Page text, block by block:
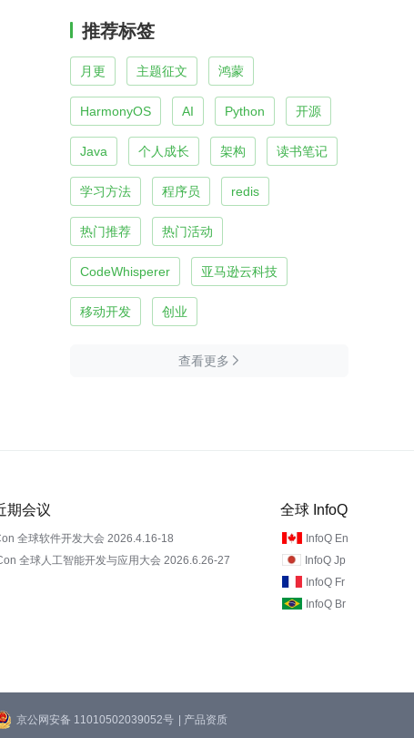
推荐标签
月更 主题征文 鸿蒙
HarmonyOS AI Python 开源
Java 个人成长 架构 读书笔记
学习方法 程序员 redis
热门推荐 热门活动
CodeWhisperer 亚马逊云科技
移动开发 创业
查看更多 
期会议
全球软件开发大会 2026.4.16-18
全球人工智能开发与应用大会 2026.6.26-27
全球 InfoQ
InfoQ En
InfoQ Jp
InfoQ Fr
InfoQ Br
京公网安备 11010502039052号 | 产品资质